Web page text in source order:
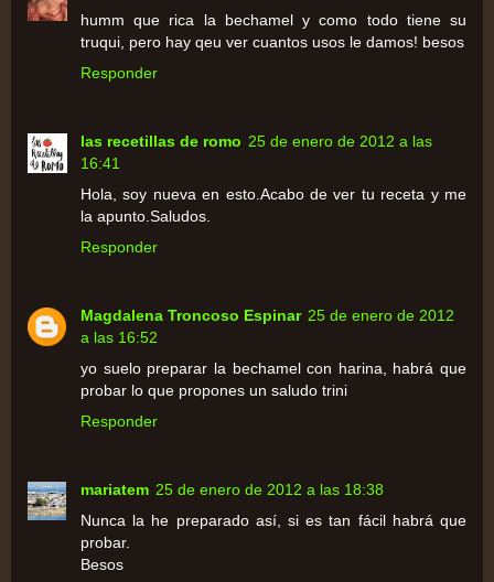
humm que rica la bechamel y como todo tiene su
truqui, pero hay qeu ver cuantos usos le damos! besos
Responder
las recetillas de romo 25 de enero de 2012 a las
16:41
Hola, soy nueva en esto.Acabo de ver tu receta y me
la apunto.Saludos.
Responder
Magdalena Troncoso Espinar 25 de enero de 2012
a las 16:52
yo suelo preparar la bechamel con harina, habrá que
probar lo que propones un saludo trini
Responder
mariatem 25 de enero de 2012 a las 18:38
Nunca la he preparado así, si es tan fácil habrá que
probar.
Besos